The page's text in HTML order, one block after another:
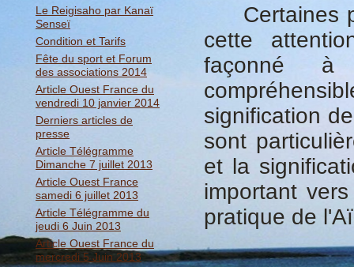
Le Reigisaho par Kanaï
Senseï
Condition et Tarifs
Fête du sport et Forum
des associations 2014
Article Ouest France du
vendredi 10 janvier 2014
Derniers articles de
presse
Article Télégramme
Dimanche 7 juillet 2013
Article Ouest France
samedi 6 juillet 2013
Article Télégramme du
jeudi 6 Juin 2013
Article Ouest France du
mercredi 5 Juin 2013
Certaines
cette
façonné à
signification
sont
et la
important
pratique de